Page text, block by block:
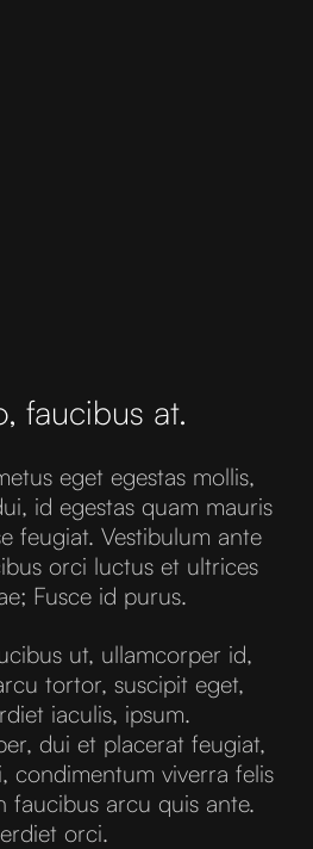
faucibus at.
eget egestas mollis,
id egestas quam mauris
feugiat. Vestibulum ante
orci luctus et ultrices
Fusce id purus.
ut, ullamcorper id,
tortor, suscipit eget,
iaculis, ipsum.
dui et placerat feugiat,
condimentum viverra felis
faucibus arcu quis ante.
orci.